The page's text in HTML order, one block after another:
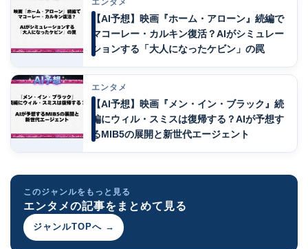
エンタメ
【AI予想】映画『ホーム・アローン』続編で
マコーレー・カルキン復活？AIがシミュレー
ションする「大人になったケビン」の罠
エンタメ
【AI予想】映画『メン・イン・ブラック』続
編にウィル・スミスは復帰する？AIが予想す
るMIB5の展開と新世代エージェント
このジャンルをもっと見る
エンタメの記事をまとめて見る
ジャンルTOPへ →